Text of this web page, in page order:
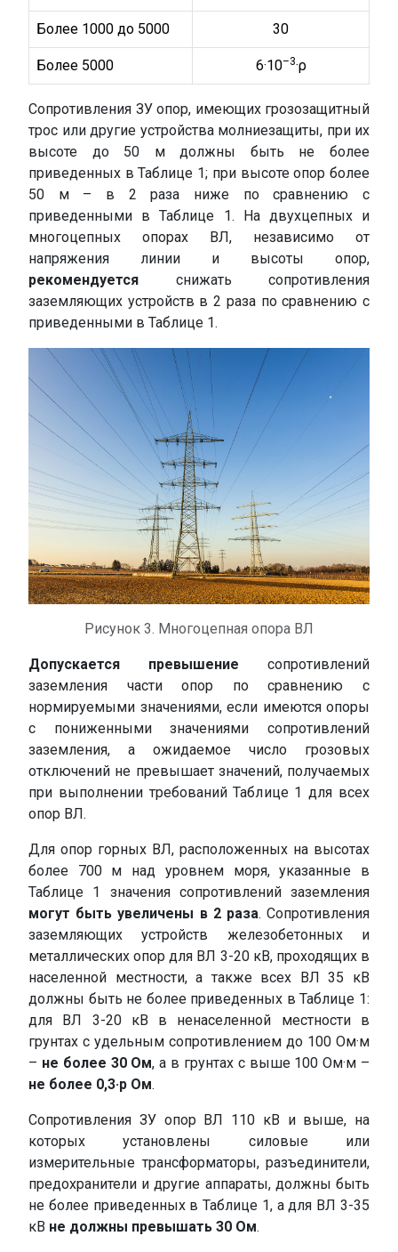
Более 1000 до 5000 30
Более 5000 6·10–3·ρ
Сопротивления ЗУ опор, имеющих грозозащитный
трос или другие устройства молниезащиты, при их
высоте до 50 м должны быть не более
приведенных в Таблице 1; при высоте опор более
50 м – в 2 раза ниже по сравнению с
приведенными в Таблице 1. На двухцепных и
многоцепных опорах ВЛ, независимо от
напряжения линии и высоты опор,
рекомендуется снижать сопротивления
заземляющих устройств в 2 раза по сравнению с
приведенными в Таблице 1.
Рисунок 3. Многоцепная опора ВЛ
Допускается превышение сопротивлений
заземления части опор по сравнению с
нормируемыми значениями, если имеются опоры
с пониженными значениями сопротивлений
заземления, а ожидаемое число грозовых
отключений не превышает значений, получаемых
при выполнении требований Таблице 1 для всех
опор ВЛ.
Для опор горных ВЛ, расположенных на высотах
более 700 м над уровнем моря, указанные в
Таблице 1 значения сопротивлений заземления
могут быть увеличены в 2 раза. Сопротивления
заземляющих устройств железобетонных и
металлических опор для ВЛ 3-20 кВ, проходящих в
населенной местности, а также всех ВЛ 35 кВ
должны быть не более приведенных в Таблице 1:
для ВЛ 3-20 кВ в ненаселенной местности в
грунтах с удельным сопротивлением до 100 Ом·м
– не более 30 Ом, а в грунтах с выше 100 Ом·м –
не более 0,3·р Ом.
Сопротивления ЗУ опор ВЛ 110 кВ и выше, на
которых установлены силовые или
измерительные трансформаторы, разъединители,
предохранители и другие аппараты, должны быть
не более приведенных в Таблице 1, а для ВЛ 3-35
кВ не должны превышать 30 Ом.